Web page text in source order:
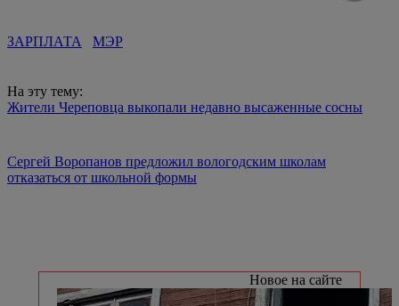
ЗАРПЛАТА МЭР
На эту тему:
Жители Череповца выкопали недавно высаженные сосны
Сергей Воропанов предложил вологодским школам
отказаться от школьной формы
Новое на сайте